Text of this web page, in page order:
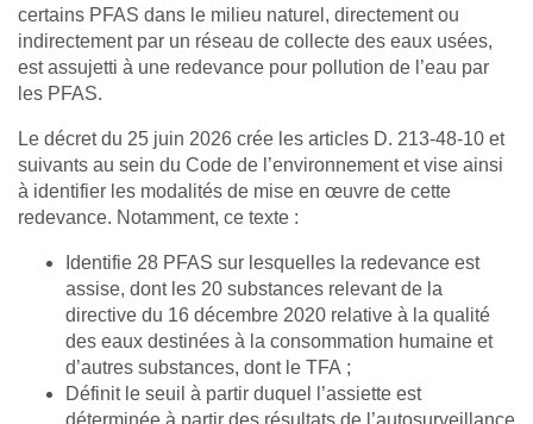
certains PFAS dans le milieu naturel, directement ou
indirectement par un réseau de collecte des eaux usées,
est assujetti à une redevance pour pollution de l’eau par
les PFAS.
Le décret du 25 juin 2026 crée les articles D. 213-48-10 et
suivants au sein du Code de l’environnement et vise ainsi
à identifier les modalités de mise en œuvre de cette
redevance. Notamment, ce texte :
Identifie 28 PFAS sur lesquelles la redevance est
assise, dont les 20 substances relevant de la
directive du 16 décembre 2020 relative à la qualité
des eaux destinées à la consommation humaine et
d’autres substances, dont le TFA ;
Définit le seuil à partir duquel l’assiette est
déterminée à partir des résultats de l’autosurveillance